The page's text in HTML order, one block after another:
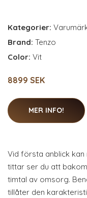
Kategorier:
Brand: Tenzo
Color: Vit
8899 SEK
MER INFO!
Vid första anblick kan
tittar ser du att
timtal av omsorg.
tillåter den